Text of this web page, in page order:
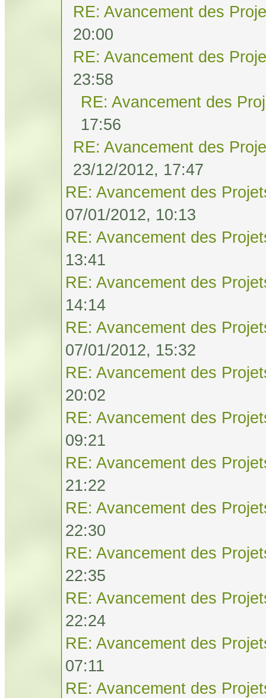
RE: Avancement des
20:00
RE: Avancement des
23:58
RE: Avancement des
17:56
RE: Avancement des
23/12/2012, 17:47
RE: Avancement des
07/01/2012, 10:13
RE: Avancement des
13:41
RE: Avancement des
14:14
RE: Avancement des
07/01/2012, 15:32
RE: Avancement des
20:02
RE: Avancement des
09:21
RE: Avancement des
21:22
RE: Avancement des
22:30
RE: Avancement des
22:35
RE: Avancement des
22:24
RE: Avancement des
07:11
RE: Avancement des